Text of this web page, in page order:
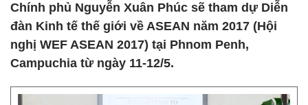
Chính phủ Nguyễn Xuân Phúc sẽ tham dự Diễn
đàn Kinh tế thế giới về ASEAN năm 2017 (Hội
nghị WEF ASEAN 2017) tại Phnom Penh,
Campuchia từ ngày 11-12/5.